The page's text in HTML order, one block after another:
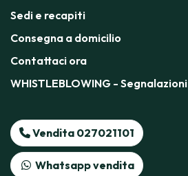
Sedi e recapiti
Consegna a domicilio
Contattaci ora
WHISTLEBLOWING - Segnalazioni
Vendita 027021101
Whatsapp vendita